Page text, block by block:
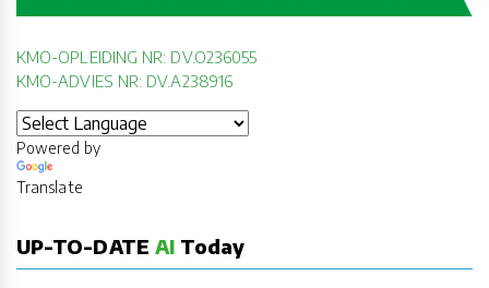
KMO-OPLEIDING NR: DV.O236055
KMO-ADVIES NR: DV.A238916
Powered by
Translate
UP-TO-DATE AI Today